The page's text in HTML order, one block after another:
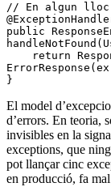
// En algun lloc
@
public
handleNotFound(
    return
ErrorResponse( ex
}
El model
d’errors. En teoria,
invisibles en la
exceptions, que
pot llançar cinc
en producció, fa